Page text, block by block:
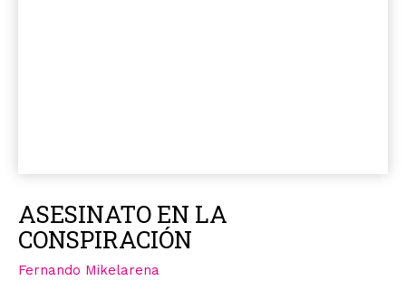
ASESINATO EN LA
CONSPIRACIÓN
Fernando Mikelarena